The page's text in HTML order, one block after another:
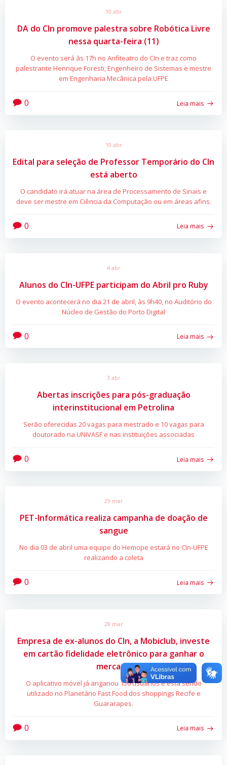
10 abr
DA do CIn promove palestra sobre Robótica Livre
nessa quarta-feira (11)
O evento será às 17h no Anfiteatro do CIn e traz como
palestrante Henrique Foresti, Engenheiro de Sistemas e mestre
em Engenharia Mecânica pela UFPE
0 Leia mais
10 abr
Edital para seleção de Professor Temporário do CIn
está aberto
O candidato irá atuar na área de Processamento de Sinais e
deve ser mestre em Ciência da Computação ou em áreas afins.
0 Leia mais
4 abr
Alunos do CIn-UFPE participam do Abril pro Ruby
O evento acontecerá no dia 21 de abril, às 9h40, no Auditório do
Núcleo de Gestão do Porto Digital
0 Leia mais
3 abr
Abertas inscrições para pós-graduação
interinstitucional em Petrolina
Serão oferecidas 20 vagas para mestrado e 10 vagas para
doutorado na UNIVASF e nas instituições associadas
0 Leia mais
29 mar
PET-Informática realiza campanha de doação de
sangue
No dia 03 de abril uma equipe do Hemope estará no CIn-UFPE
realizando a coleta
0 Leia mais
28 mar
Empresa de ex-alunos do CIn, a Mobiclub, investe
em cartão fidelidade eletrônico para ganhar o
mercado
O aplicativo móvel já angariou 150 usuários e está sendo
utilizado no Planetário Fast Food dos shoppings Recife e
Guararapes.
0 Leia mais